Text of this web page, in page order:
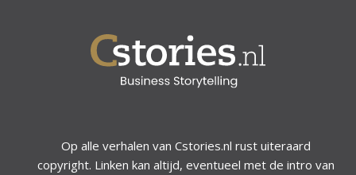
Op alle verhalen van Cstories.nl rust uiteraard
copyright. Linken kan altijd, eventueel met de intro van